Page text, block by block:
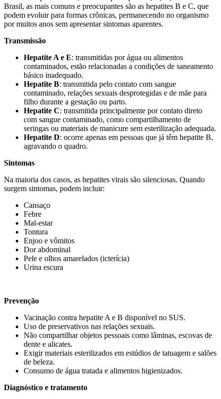
Brasil, as mais comuns e preocupantes são as hepatites B e C, que
podem evoluir para formas crônicas, permanecendo no organismo
por muitos anos sem apresentar sintomas aparentes.
Transmissão
Hepatite A e E: transmitidas por água ou alimentos
contaminados, estão relacionadas a condições de saneamento
básico inadequado.
Hepatite B: transmitida pelo contato com sangue
contaminado, relações sexuais desprotegidas e de mãe para
filho durante a gestação ou parto.
Hepatite C: transmitida principalmente por contato direto
com sangue contaminado, como compartilhamento de
seringas ou materiais de manicure sem esterilização adequada.
Hepatite D: ocorre apenas em pessoas que já têm hepatite B,
agravando o quadro.
Sintomas
Na maioria dos casos, as hepatites virais são silenciosas. Quando
surgem sintomas, podem incluir:
Cansaço
Febre
Mal-estar
Tontura
Enjoo e vômitos
Dor abdominal
Pele e olhos amarelados (icterícia)
Urina escura
Prevenção
Vacinação contra hepatite A e B disponível no SUS.
Uso de preservativos nas relações sexuais.
Não compartilhar objetos pessoais como lâminas, escovas de
dente e alicates.
Exigir materiais esterilizados em estúdios de tatuagem e salões
de beleza.
Consumo de água tratada e alimentos higienizados.
Diagnóstico e tratamento